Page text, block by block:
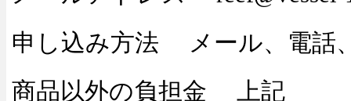
申し込み方法
メール、電話
商品以外の負担金
上記